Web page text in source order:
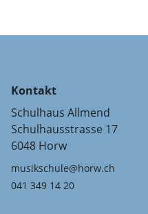
Kontakt
Schulhaus Allmend
Schulhausstrasse 17
6048 Horw
musikschule@horw.ch
041 349 14 20